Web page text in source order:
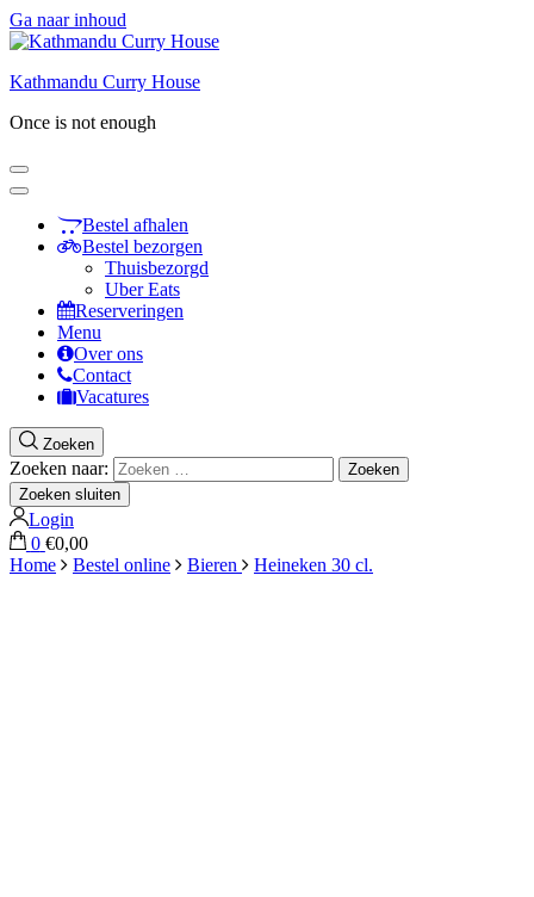
Ga naar inhoud
Kathmandu Curry House
Once is not enough
Bestel afhalen
Bestel bezorgen
Thuisbezorgd
Uber Eats
Reserveringen
Menu
Over ons
Contact
Vacatures
Zoeken
Zoeken naar:
Zoeken sluiten
Login
0 €0,00
Home
Bestel online Bieren Heineken 30 cl.